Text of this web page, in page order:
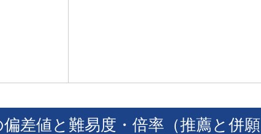
差値と難易度・倍率（推薦と併願